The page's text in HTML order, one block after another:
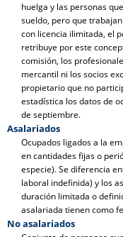
huelga y las personas
sueldo, pero que
con licencia ilimitada, el
retribuye por este
comisión, los
mercantil ni los socios
propietario que no
estadística los datos de
de septiembre.
Asalariados
Ocupados ligados a la
en cantidades fijas o
especie). Se diferencia
laboral indefinida) y los
duración limitada o
asalariada tienen como
No asalariados